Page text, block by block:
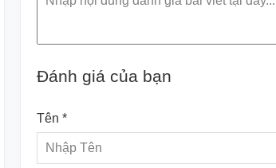
Đánh giá của bạn
Tên *